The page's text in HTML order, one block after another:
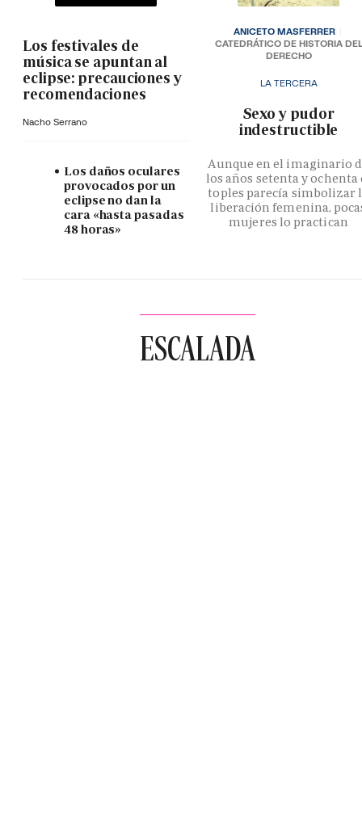
Los festivales de
música se apuntan al
eclipse: precauciones y
recomendaciones
Nacho Serrano
Los daños oculares
provocados por un
eclipse no dan la
cara «hasta pasadas
48 horas»
LA TERCERA
­Sexo y pudor
indestructible
Aunque en el imaginario
los años setenta y ochenta
toples parecía simbolizar
liberación femenina,
mujeres lo practican
ANICETO MASFERRER
CATEDRÁTICO DE HISTORIA DEL
DERECHO
ESCALADA